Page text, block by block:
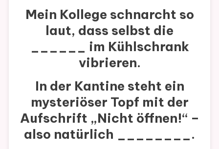
Mein Kollege schnarcht so
laut, dass selbst die
______ im Kühlschrank
vibrieren.
In der Kantine steht ein
mysteriöser Topf mit der
Aufschrift „Nicht öffnen!“ –
also natürlich ________.